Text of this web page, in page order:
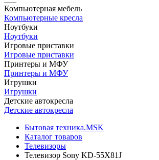
Компьютерная мебель
Компьютерные кресла
Ноутбуки
Ноутбуки
Игровые приставки
Игровые приставки
Принтеры и МФУ
Принтеры и МФУ
Игрушки
Игрушки
Детские автокресла
Детские автокресла
Бытовая техника.MSK
Каталог товаров
Телевизоры
Телевизор Sony KD-55X81J